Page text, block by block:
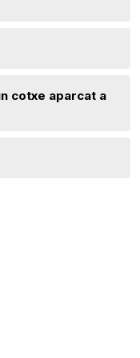
cotxe aparcat a